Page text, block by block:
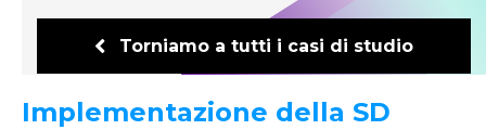
Torniamo a tutti i casi di studio
Implementazione della SD